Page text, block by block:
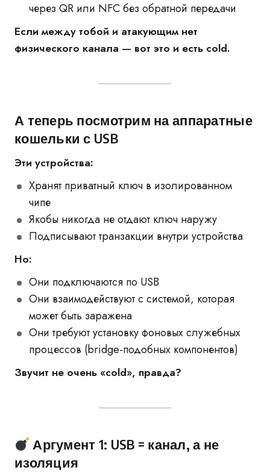
через QR или NFC без обратной передачи
Если между тобой и атакующим нет
физического канала — вот это и есть cold.
А теперь посмотрим на аппаратные
кошельки с USB
Эти устройства:
Хранят приватный ключ в изолированном
чипе
Якобы никогда не отдают ключ наружу
Подписывают транзакции внутри устройства
Но:
Они подключаются по USB
Они взаимодействуют с системой, которая
может быть заражена
Они требуют установку фоновых служебных
процессов (bridge-подобных компонентов)
Звучит не очень «cold», правда?
Аргумент 1: USB = канал, а не
изоляция